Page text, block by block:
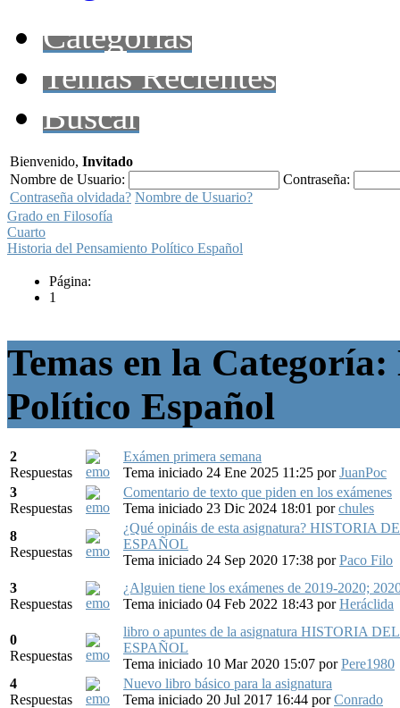
Categorías
Temas Recientes
Buscar
Bienvenido, Invitado
Nombre de Usuario:
Contraseña:
Contraseña olvidada? Nombre de Usuario?
Grado en Filosofía
Cuarto
Historia del Pensamiento Político Español
Página:
1
Temas en la
Político Español
2
Respuestas
Exámen primera semana
Tema iniciado 24 Ene 2025 11:25 porJuanPoc
3
Respuestas
Comentario de texto que piden en los exámenes
Tema iniciado 23 Dic 2024 18:01 porchules
8
Respuestas
¿Qué opináis de esta asignatura? HISTORIA
ESPAÑOL
Tema iniciado 24 Sep 2020 17:38 porPaco Filo
3
Respuestas
¿Alguien tiene los exámenes de 2019-2020;
Tema iniciado 04 Feb 2022 18:43 porHeráclida
0
Respuestas
libro o apuntes de la asignatura HISTORIA
ESPAÑOL
Tema iniciado 10 Mar 2020 15:07 porPere1980
4
Respuestas
Nuevo libro básico para la asignatura
Tema iniciado 20 Jul 2017 16:44 porConrado